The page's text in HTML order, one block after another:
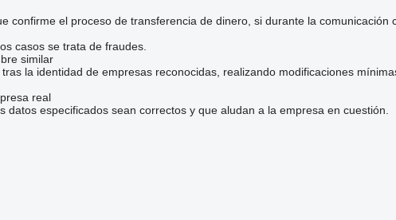
confirme el proceso de transferencia de dinero, si durante la comunicación
casos se trata de fraudes.
similar
la identidad de empresas reconocidas, realizando modificaciones
real
especificados sean correctos y que aludan a la empresa en cuestión.